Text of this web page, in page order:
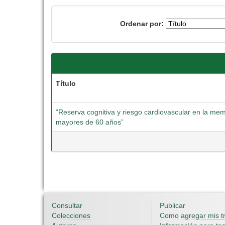
Ordenar por:
Título
“Reserva cognitiva y riesgo cardiovascular en la
mayores de 60 años”
Consultar
Colecciones
Publicar
Como agregar mis